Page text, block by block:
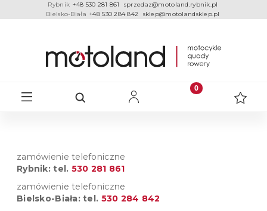
Rybnik +48 530 281 861
sprzedaz@motoland.rybnik.pl
Bielsko-Biała +48 530 284 842 sklep@motolandsklep.pl
zamówienie telefoniczne
Rybnik: tel. 530 281 861
zamówienie telefoniczne
Bielsko-Biała: tel. 530 284 842